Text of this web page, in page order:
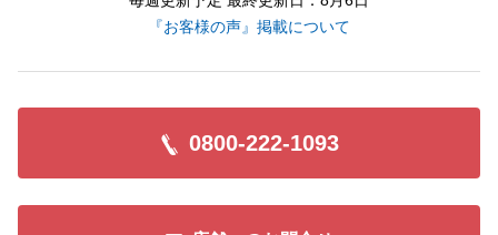
『お客様の声』掲載について
0800-222-1093